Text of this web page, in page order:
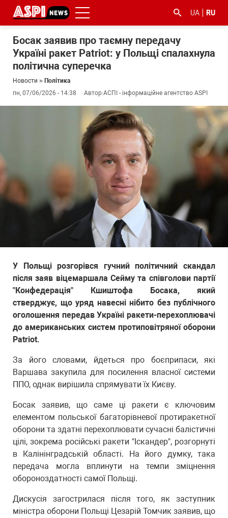
UA RU
Босак заявив про таємну передачу
Україні ракет Patriot: у Польщі спалахнула
політична суперечка
Новости » Політика
пн, 07/06/2026 - 14:38
Автор:АСПІ - інформаційне агентство ASPI
У Польщі розгорівся гучний політичний скандал
після заяв віцемаршала Сейму та співголови партії
"Конфедерація" Кшиштофа Босака, який
стверджує, що уряд навесні нібито без публічного
оголошення передав Україні ракети-перехоплювачі
до американських систем протиповітряної оборони
Patriot.
За його словами, йдеться про боєприпаси, які
Варшава закупила для посилення власної системи
ППО, однак вирішила спрямувати їх Києву.
Босак заявив, що саме ці ракети є ключовим
елементом польської багаторівневої протиракетної
оборони та здатні перехоплювати сучасні балістичні
цілі, зокрема російські ракети "Іскандер", розгорнуті
в Калінінградській області. На його думку, така
передача могла вплинути на темпи зміцнення
обороноздатності самої Польщі.
Дискусія загострилася після того, як заступник
міністра оборони Польщі Цезарій Томчик заявив, що
#гфс #Киев